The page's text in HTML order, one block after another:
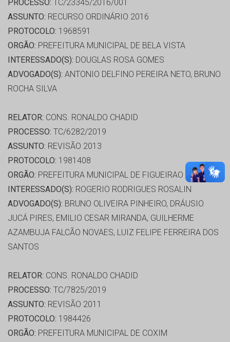
PROCESSO: TC/23345/2016/001
ASSUNTO: RECURSO ORDINÁRIO 2016
PROTOCOLO: 1968591
ORGÃO: PREFEITURA MUNICIPAL DE BELA VISTA
INTERESSADO(S): DOUGLAS ROSA GOMES
ADVOGADO(S): ANTONIO DELFINO PEREIRA NETO, BRUNO
ROCHA SILVA
RELATOR: CONS. RONALDO CHADID
PROCESSO: TC/6282/2019
ASSUNTO: REVISÃO 2013
PROTOCOLO: 1981408
ORGÃO: PREFEITURA MUNICIPAL DE FIGUEIRAO
INTERESSADO(S): ROGERIO RODRIGUES ROSALIN
ADVOGADO(S): BRUNO OLIVEIRA PINHEIRO, DRÁUSIO
JUCÁ PIRES, EMILIO CESAR MIRANDA, GUILHERME
AZAMBUJA FALCÃO NOVAES, LUIZ FELIPE FERREIRA DOS
SANTOS
RELATOR: CONS. RONALDO CHADID
PROCESSO: TC/7825/2019
ASSUNTO: REVISÃO 2011
PROTOCOLO: 1984426
ORGÃO: PREFEITURA MUNICIPAL DE COXIM